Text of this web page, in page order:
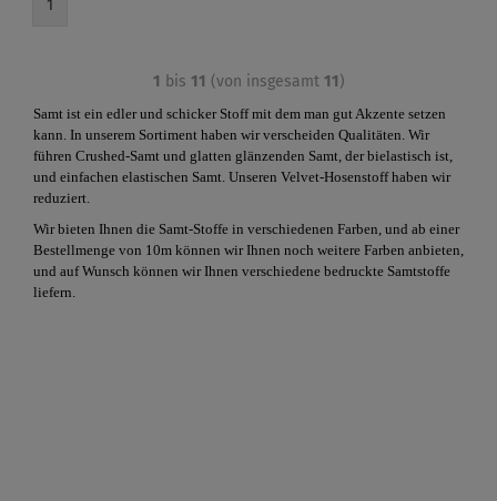
1
1 bis 11 (von insgesamt 11)
Samt ist ein edler und schicker Stoff mit dem man gut Akzente setzen
kann. In unserem Sortiment haben wir verscheiden Qualitäten. Wir
führen Crushed-Samt und glatten glänzenden Samt, der bielastisch ist,
und einfachen elastischen Samt. Unseren Velvet-Hosenstoff haben wir
reduziert.
Wir bieten Ihnen die Samt-Stoffe in verschiedenen Farben, und ab einer
Bestellmenge von 10m können wir Ihnen noch weitere Farben anbieten,
und auf Wunsch können wir Ihnen verschiedene bedruckte Samtstoffe
liefern.